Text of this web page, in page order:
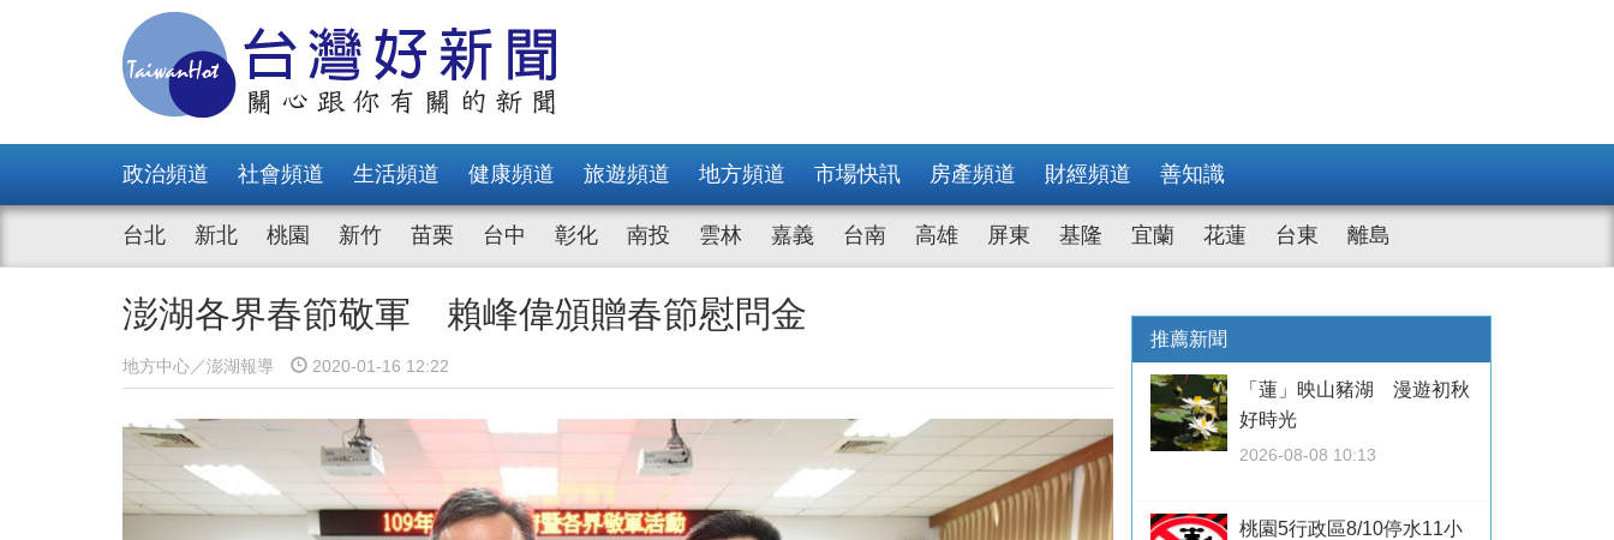
政治頻道 社會頻道 生活頻道 健康頻道 旅遊頻道 地方頻道 市場快訊 房產頻道 財經頻道 善知識
台北 新北 桃園 新竹 苗栗 台中 彰化 南投 雲林 嘉義 台南 高雄 屏東 基隆 宜蘭 花蓮 台東 離島
澎湖各界春節敬軍 賴峰偉頒贈春節慰問金
地方中心／澎湖報導 2020-01-16 12:22
推薦新聞
「蓮」映山豬湖 漫遊初秋
好時光
2026-08-08 10:13
桃園5行政區8/10停水11小